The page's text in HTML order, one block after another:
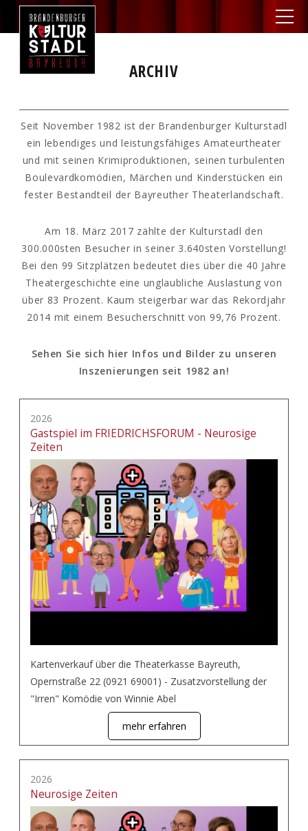
ARCHIV
Seit November 1982 ist der Brandenburger Kulturstadl
ein lebendiges und leistungsfähiges Amateurtheater
und mit seinen Krimiproduktionen, seinen turbulenten
Boulevardkomödien, Märchen und Kinderstücken ein
fester Bestandteil der Bayreuther Theaterlandschaft.
Am 18. März 2017 zählte der Kulturstadl den
300.000sten Besucher in seiner 3.640sten Vorstellung!
Bei den 99 Sitzplätzen bedeutet dies über die 40 Jahre
Theatergeschichte eine unglaubliche Auslastung von
über 83 Prozent. Kaum steigerbar war das Rekordjahr
2014 mit einem Besucherschnitt von 99,76 Prozent.
Sehen Sie sich hier Infos und Bilder zu unseren
Inszenierungen seit 1982 an!
2026
Gastspiel im FRIEDRICHSFORUM - Neurosige
Zeiten
Kartenverkauf über die Theaterkasse Bayreuth,
Opernstraße 22 (0921 69001) - Zusatzvorstellung der
"Irren" Komödie von Winnie Abel
mehr erfahren
2026
Neurosige Zeiten